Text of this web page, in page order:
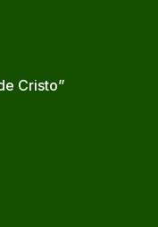
Cristo”